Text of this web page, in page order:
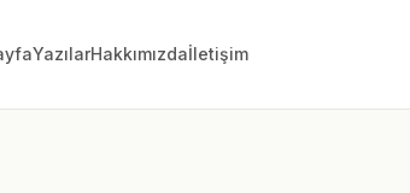
YazılarHakkımızdaİletişim